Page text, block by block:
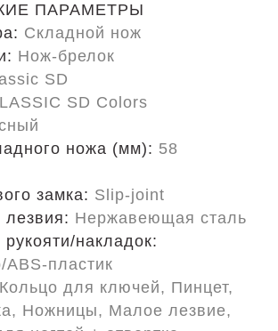
ПАРАМЕТРЫ
Складной нож
Нож-брелок
SD
SD Colors
ножа (мм): 58
замка: Slip-joint
Нержавеющая сталь
накладок:
пластик
Кольцо для ключей, Пинцет,
Ножницы, Малое лезвие,